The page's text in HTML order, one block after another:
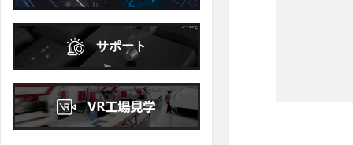
2026年10月
October
火 水 木
1
2
3
4
5 6 7 8 9
10
11
12 13 14 15 16
17
サポート